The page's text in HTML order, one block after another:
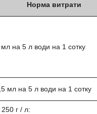
Норма витрати
на 5 л води на 1 сотку
мл на 5 л води на 1 сотку
г / л: